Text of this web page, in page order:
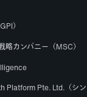
）
略カンパニー（MSC）
Platform Pte. Ltd.（シン